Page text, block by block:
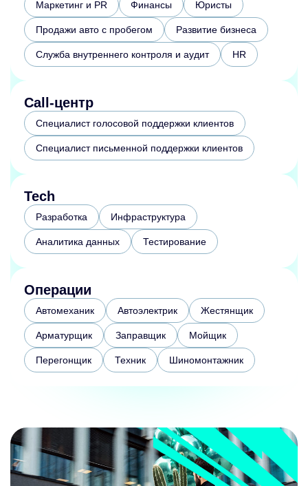
Маркетинг и PR Финансы Юристы
Продажи авто с пробегом Развитие бизнеса
Служба внутреннего контроля и аудит HR
Call-центр
Специалист голосовой поддержки клиентов
Специалист письменной поддержки клиентов
Tech
Разработка Инфраструктура
Аналитика данных Тестирование
Операции
Автомеханик Автоэлектрик Жестянщик
Арматурщик Заправщик Мойщик
Перегонщик Техник Шиномонтажник